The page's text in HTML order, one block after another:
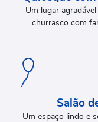
Um lugar
churrasco com
Salão
Um espaço lindo e